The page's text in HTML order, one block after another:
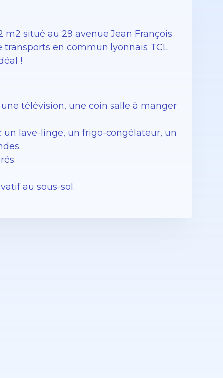
situé au 29 avenue Jean François
transports en commun lyonnais TCL
!
télévision, une coin salle à manger
lave-linge, un frigo-congélateur, un
au sous-sol.